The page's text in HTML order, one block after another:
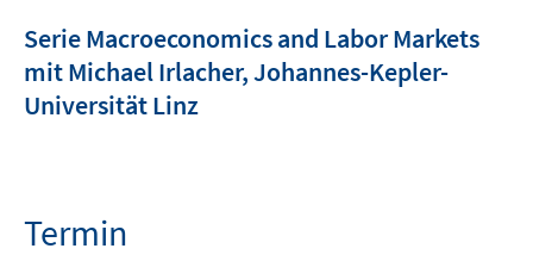
Serie Macroeconomics and Labor Markets
mit Michael Irlacher, Johannes-Kepler-
Universität Linz
Termin